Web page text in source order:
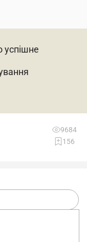
успішне
9684
156